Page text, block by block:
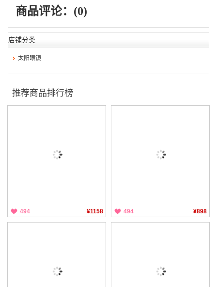
商品评论：(0)
店铺分类
太阳眼镜
推荐商品排行榜
494 ¥1158 494 ¥898